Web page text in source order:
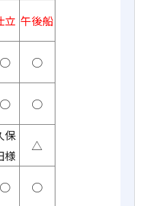
立 午後船
○
○
○
○
保
様
△
○
○